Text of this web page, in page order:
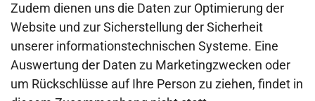
Zudem dienen uns die Daten zur Optimierung der
Website und zur Sicherstellung der Sicherheit
unserer informationstechnischen Systeme. Eine
Auswertung der Daten zu Marketingzwecken oder
um Rückschlüsse auf Ihre Person zu ziehen, findet in